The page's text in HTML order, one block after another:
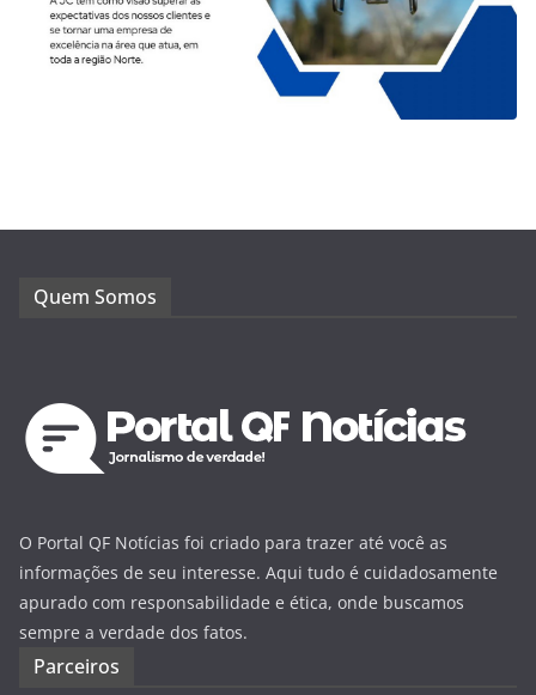
Quem Somos
O Portal QF Notícias foi criado para trazer até você as
informações de seu interesse. Aqui tudo é cuidadosamente
apurado com responsabilidade e ética, onde buscamos
sempre a verdade dos fatos.
Parceiros